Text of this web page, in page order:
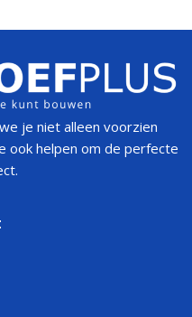
je niet alleen voorzien
ook helpen om de perfecte